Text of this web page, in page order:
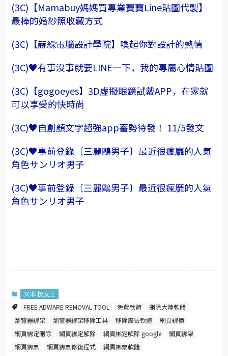
(3C)【Mamabuy媽媽買專業寶寶Line貼圖代製】
最棒的婚紗照收藏方式
(3C)【赫綵電腦設計學院】喚起你對設計的熱情
(3C)♥有事沒事就要LINE一下，我的專屬心情貼圖
(3C)【gogoeyes】3D虛擬眼鏡試戴APP，在家就
可以享受的快時尚
(3C)♥自創顏文字超強app蓄勢待發！ 11/5發文
(3C)♥事前登錄〔三麗鷗男子〕最近很瘋靡的人氣
角色サンリオ男子
(3C)♥事前登錄〔三麗鷗男子〕最近很瘋靡的人氣
角色サンリオ男子
3C科技女王
FREE ADWARE REMOVAL TOOL
免費軟體
刪除大陸軟體
瀏覽器綁架
瀏覽器綁架移除工具 移除廣告軟體
網頁綁價
網頁綁定刪除
網頁綁定解除 網頁綁定解除 google
網頁綁架
網頁綁票
網頁綁票修復程式 網頁綁票軟體